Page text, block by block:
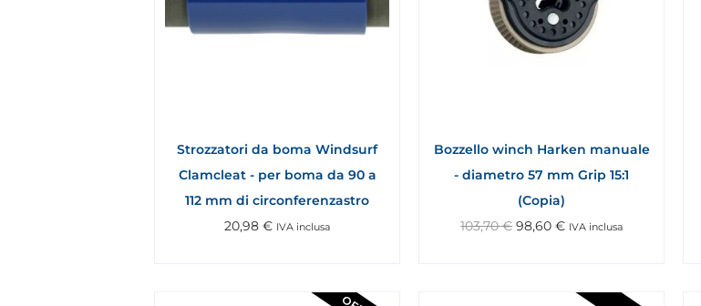
Strozzatori da boma Windsurf
Clamcleat - per boma da 90 a
112 mm di circonferenzastro
20,98€ IVA inclusa
Bozzello winch Harken manuale
- diametro 57 mm Grip 15:1
(Copia)
103,70€ 98,60€ IVA inclusa